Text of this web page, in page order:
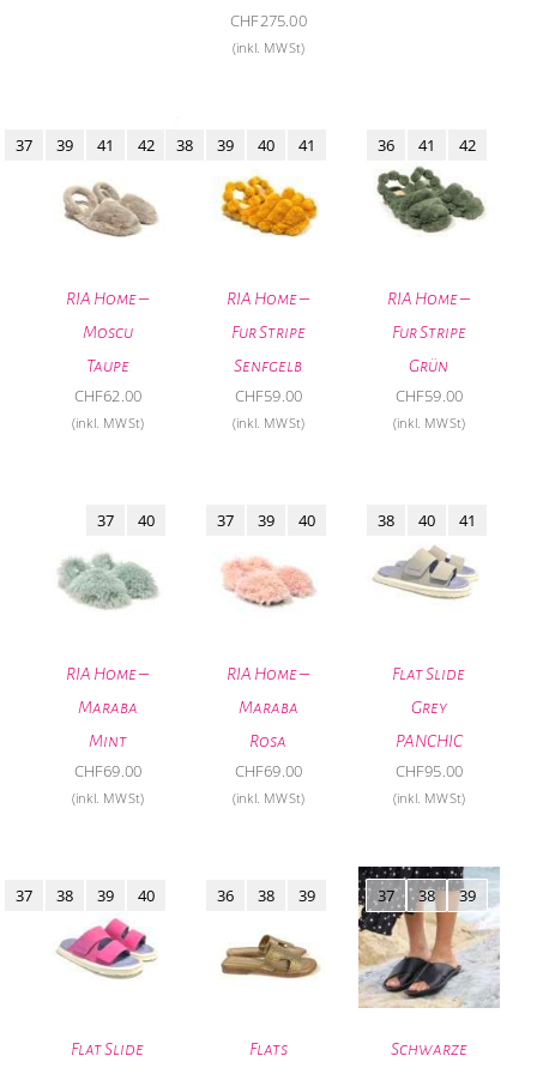
CHF275.00
(inkl. MWSt)
RIA Home –
Moscu
Taupe
37 39 41 42
CHF62.00
(inkl. MWSt)
RIA Home –
Fur Stripe
Senfgelb
38 39 40 41
CHF59.00
(inkl. MWSt)
RIA Home –
Fur Stripe
Grün
36 41 42
CHF59.00
(inkl. MWSt)
RIA Home –
Maraba
Mint
37 40
CHF69.00
(inkl. MWSt)
RIA Home –
Maraba
Rosa
37 39 40
CHF69.00
(inkl. MWSt)
Flat Slide
Grey
PANCHIC
38 40 41
CHF95.00
(inkl. MWSt)
Flat Slide
37 38 39 40
Flats
36 38 39
Schwarze
37 38 39